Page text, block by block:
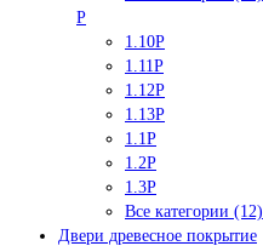
P
1.10P
1.11P
1.12P
1.13P
1.1P
1.2P
1.3P
Все категории (12)
Двери древесное покрытие